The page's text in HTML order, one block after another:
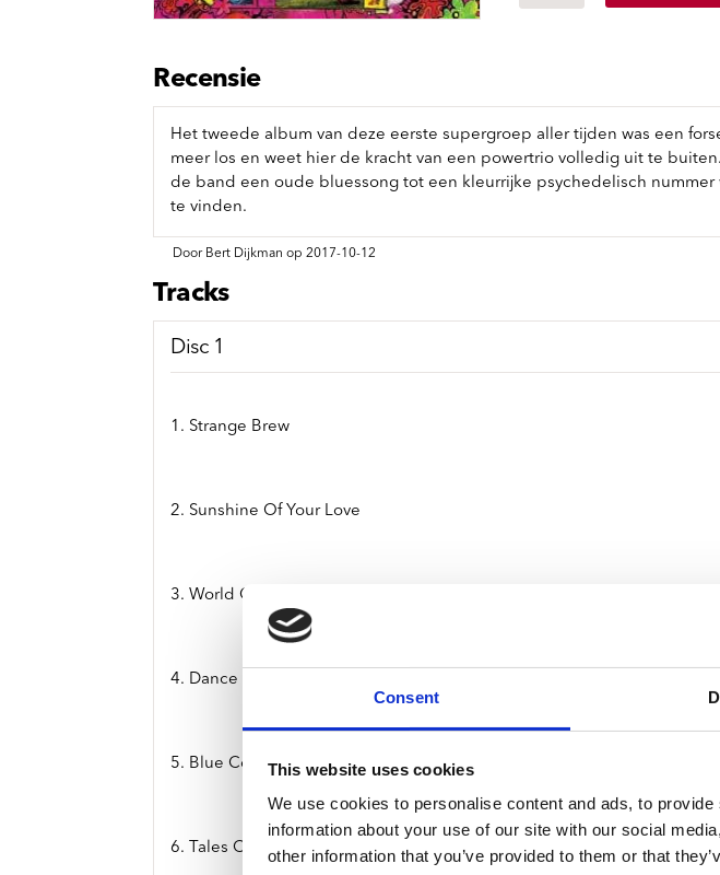
Consent
This website uses cookies
We use cookies to personalise content and ads, to
information about your use of our site with our social
other information that you’ve provided to them or that
Classics
7 Inch singles
Bierviltjes
Recensie
Het tweede album van deze eerste supergroep aller tijden was een
meer los en weet hier de kracht van een powertrio volledig uit te
de band een oude bluessong tot een kleurrijke psychedelisch
te vinden.
Door Bert Dijkman op 2017-10-12
Tracks
Disc 1
1. Strange Brew
2. Sunshine Of Your Love
3. World Of Pain
4. Dance The Night Away
5. Blue Condition
6. Tales Of Brave Ulysses